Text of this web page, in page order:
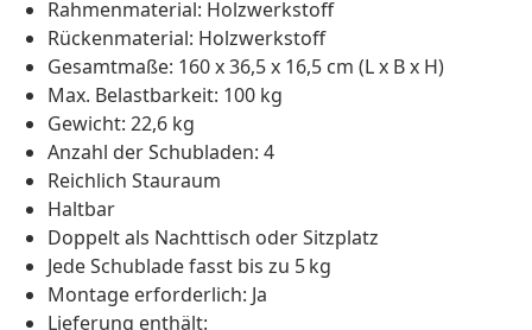
Rahmenmaterial: Holzwerkstoff
Rückenmaterial: Holzwerkstoff
Gesamtmaße: 160 x 36,5 x 16,5 cm (L x B x H)
Max. Belastbarkeit: 100 kg
Gewicht: 22,6 kg
Anzahl der Schubladen: 4
Reichlich Stauraum
Haltbar
Doppelt als Nachttisch oder Sitzplatz
Jede Schublade fasst bis zu 5 kg
Montage erforderlich: Ja
Lieferung enthält: